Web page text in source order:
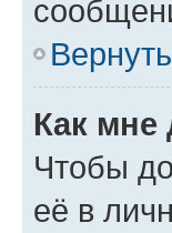
Как мне
Чтобы
её в